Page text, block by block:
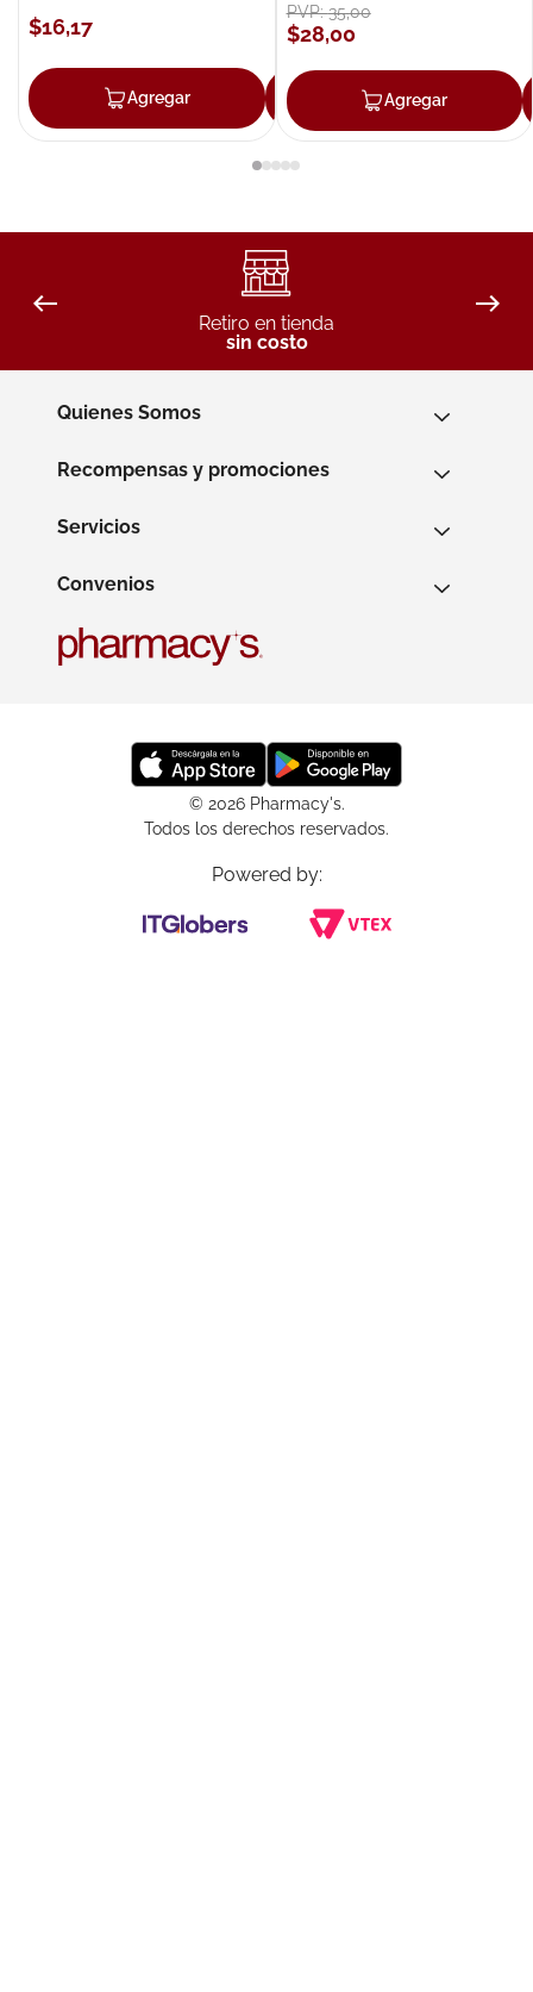
$16,17
Agregar Agregar
PVP:35,00
$28,00
Agregar
Retiro en tienda
sin costo
Quienes Somos
Recompensas y promociones
Servicios
Convenios
© 2026 Pharmacy's.
Todos los derechos reservados.
Powered by: